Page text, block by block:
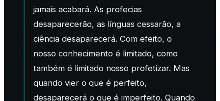
jamais acabará. As profecias
desaparecerão, as línguas cessarão, a
ciência desaparecerá. Com efeito, o
nosso conhecimento é limitado, como
também é limitado nosso profetizar. Mas
quando vier o que é perfeito,
desaparecerá o que é imperfeito. Quando